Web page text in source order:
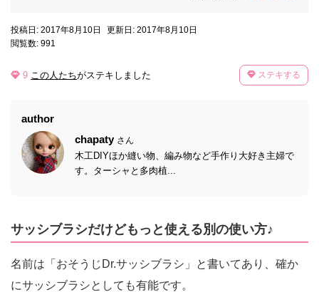
投稿日: 2017年8月10日
更新日: 2017年8月10日
閲覧数: 991
9 この人たちがステキしました ステキする
author
chapaty さん
木工DIYほか縫い物、編み物など手作り大好き主婦で
す。ターシャと多肉植...
サッシブラシだけどもっと使える別の使い方♪
名前は「おそうじDr.サッシブラシ」と書いてあり、確か
にサッシブラシとしても有能です。